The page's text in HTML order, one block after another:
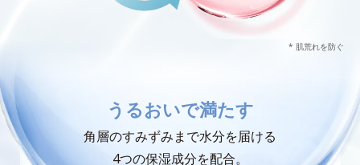
* 肌荒れを防ぐ
うるおいで満たす
角層のすみずみまで水分を届ける
4つの保湿成分を配合。